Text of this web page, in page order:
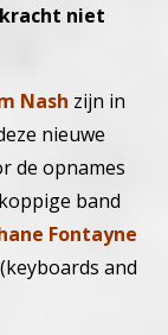
niet
Nash zijn in
nieuwe
de opnames
band
Fontayne
(keyboards and